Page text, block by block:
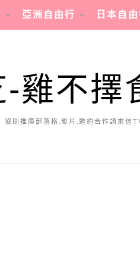
亞洲自由行 日本自
-雞不擇
協助推廣部落格.影片.邀約合作請來信